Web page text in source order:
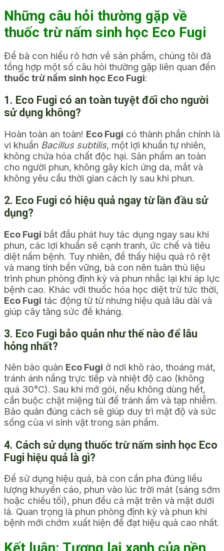
Những câu hỏi thường gặp về
thuốc trừ nấm sinh học Eco Fugi
Để bà con hiểu rõ hơn về sản phẩm, chúng tôi đã
tổng hợp một số câu hỏi thường gặp liên quan đến
thuốc trừ nấm sinh học Eco Fugi:
1. Eco Fugi có an toàn tuyệt đối cho người
sử dụng không?
Hoàn toàn an toàn! Eco Fugi có thành phần chính là
vi khuẩn Bacillus subtilis, một lợi khuẩn tự nhiên,
không chứa hóa chất độc hại. Sản phẩm an toàn
cho người phun, không gây kích ứng da, mắt và
không yêu cầu thời gian cách ly sau khi phun.
2. Eco Fugi có hiệu quả ngay từ lần đầu sử
dụng?
Eco Fugi bắt đầu phát huy tác dụng ngay sau khi
phun, các lợi khuẩn sẽ cạnh tranh, ức chế và tiêu
diệt nấm bệnh. Tuy nhiên, để thấy hiệu quả rõ rệt
và mang tính bền vững, bà con nên tuân thủ liệu
trình phun phòng định kỳ và phun nhắc lại khi áp lực
bệnh cao. Khác với thuốc hóa học diệt trừ tức thời,
Eco Fugi tác động từ từ nhưng hiệu quả lâu dài và
giúp cây tăng sức đề kháng.
3. Eco Fugi bảo quản như thế nào để lâu
hỏng nhất?
Nên bảo quản Eco Fugi ở nơi khô ráo, thoáng mát,
tránh ánh nắng trực tiếp và nhiệt độ cao (không
quá 30°C). Sau khi mở gói, nếu không dùng hết,
cần buộc chặt miệng túi để tránh ẩm và tạp nhiễm.
Bảo quản đúng cách sẽ giúp duy trì mật độ và sức
sống của vi sinh vật trong sản phẩm.
4. Cách sử dụng thuốc trừ nấm sinh học Eco
Fugi hiệu quả là gì?
Để sử dụng hiệu quả, bà con cần pha đúng liều
lượng khuyến cáo, phun vào lúc trời mát (sáng sớm
hoặc chiều tối), phun đều cả mặt trên và mặt dưới
lá. Quan trọng là phun phòng định kỳ và phun khi
bệnh mới chớm xuất hiện để đạt hiệu quả cao nhất.